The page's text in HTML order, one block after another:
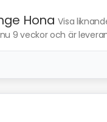
Hona Visa
9 veckor och är